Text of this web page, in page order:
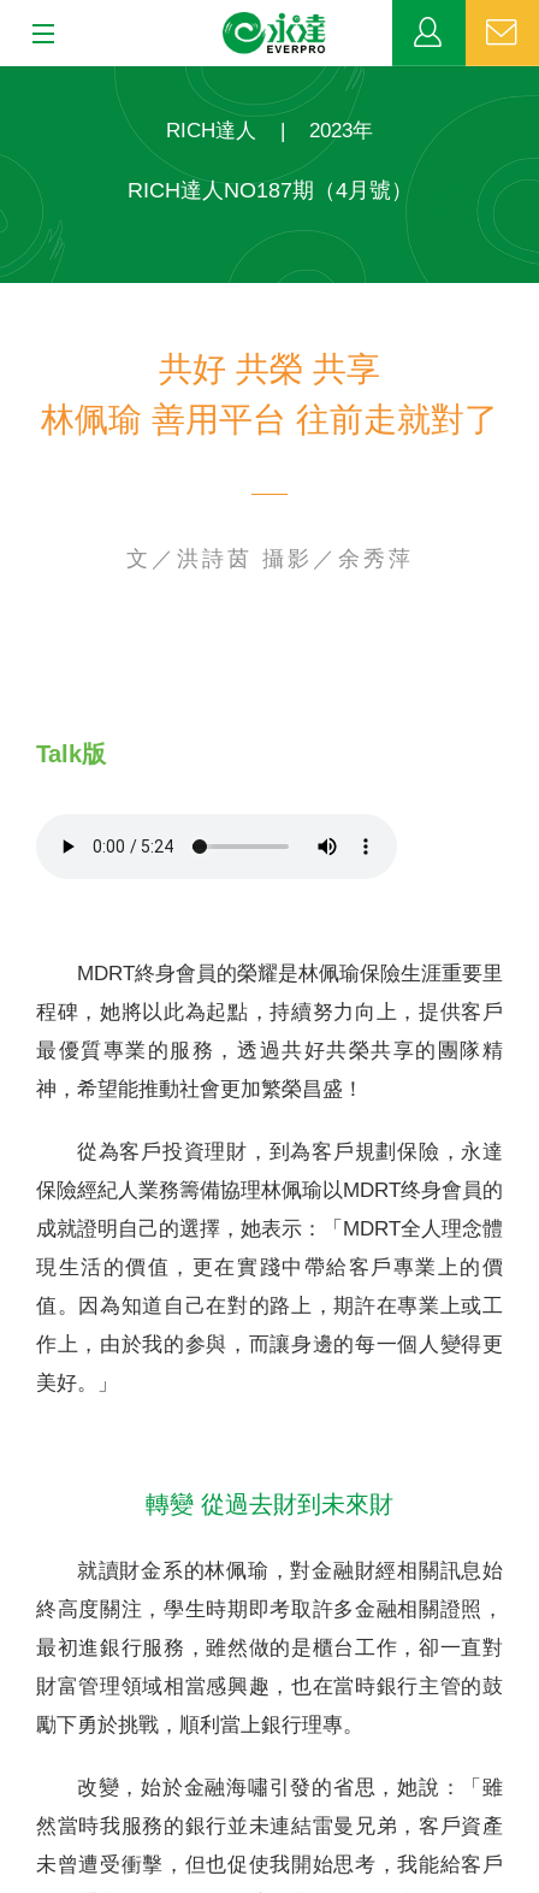
MDRT
客戶服務
RICH達人 | 2023年
RICH達人NO187期（4月號）
共好 共榮 共享
林佩瑜 善用平台 往前走就對了
文／洪詩茵 攝影／余秀萍
Talk版
MDRT終身會員的榮耀是林佩瑜保險生涯重要里
程碑，她將以此為起點，持續努力向上，提供客戶
最優質專業的服務，透過共好共榮共享的團隊精
神，希望能推動社會更加繁榮昌盛！
從為客戶投資理財，到為客戶規劃保險，永達
保險經紀人業務籌備協理林佩瑜以MDRT终身會員的
成就證明自己的選擇，她表示：「MDRT全人理念體
現生活的價值，更在實踐中帶給客戶專業上的價
值。因為知道自己在對的路上，期許在專業上或工
作上，由於我的参與，而讓身邊的每一個人變得更
美好。」
轉變 從過去財到未來財
就讀財金系的林佩瑜，對金融財經相關訊息始
終高度關注，學生時期即考取許多金融相關證照，
最初進銀行服務，雖然做的是櫃台工作，卻一直對
財富管理領域相當感興趣，也在當時銀行主管的鼓
勵下勇於挑戰，順利當上銀行理專。
改變，始於金融海嘯引發的省思，她說：「雖
然當時我服務的銀行並未連結雷曼兄弟，客戶資產
未曾遭受衝擊，但也促使我開始思考，我能給客戶